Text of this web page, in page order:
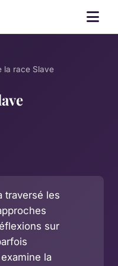
la race Slave
traversé les
sur
la